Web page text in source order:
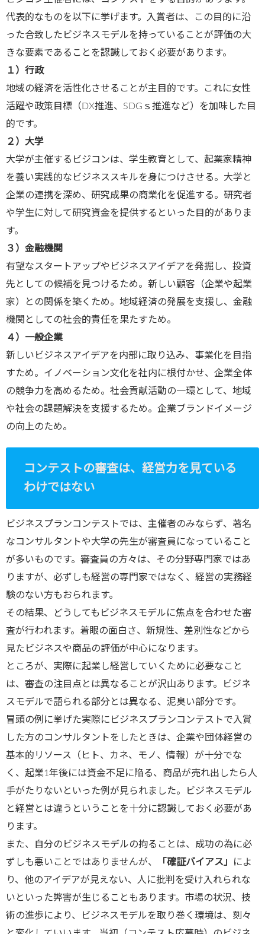
代表的なものを以下に挙げます。入賞者は、この目的に沿
った合致したビジネスモデルを持っていることが評価の大
きな要素であることを認識しておく必要があります。
１）行政
地域の経済を活性化させることが主目的です。これに女性
活躍や政策目標（DX推進、SDGｓ推進など）を加味した目
的です。
２）大学
大学が主催するビジコンは、学生教育として、起業家精神
を養い実践的なビジネススキルを身につけさせる。大学と
企業の連携を深め、研究成果の商業化を促進する。研究者
や学生に対して研究資金を提供するといった目的がありま
す。
３）金融機関
有望なスタートアップやビジネスアイデアを発掘し、投資
先としての候補を見つけるため。新しい顧客（企業や起業
家）との関係を築くため。地域経済の発展を支援し、金融
機関としての社会的責任を果たすため。
４）一般企業
新しいビジネスアイデアを内部に取り込み、事業化を目指
すため。イノベーション文化を社内に根付かせ、企業全体
の競争力を高めるため。社会貢献活動の一環として、地域
や社会の課題解決を支援するため。企業ブランドイメージ
の向上のため。
コンテストの審査は、経営力を見ている
わけではない
ビジネスプランコンテストでは、主催者のみならず、著名
なコンサルタントや大学の先生が審査員になっていること
が多いものです。審査員の方々は、その分野専門家ではあ
りますが、必ずしも経営の専門家ではなく、経営の実務経
験のない方もおられます。
その結果、どうしてもビジネスモデルに焦点を合わせた審
査が行われます。着眼の面白さ、新規性、差別性などから
見たビジネスや商品の評価が中心になります。
ところが、実際に起業し経営していくために必要なこと
は、審査の注目点とは異なることが沢山あります。ビジネ
スモデルで語られる部分とは異なる、泥臭い部分です。
冒頭の例に挙げた実際にビジネスプランコンテストで入賞
した方のコンサルタントをしたときは、企業や団体経営の
基本的リソース（ヒト、カネ、モノ、情報）が十分でな
く、起業1年後には資金不足に陥る、商品が売れ出したら人
手がたりないといった例が見られました。ビジネスモデル
と経営とは違うということを十分に認識しておく必要があ
ります。
また、自分のビジネスモデルの拘ることは、成功の為に必
ずしも悪いことではありませんが、
「確証バイアス」
によ
り、他のアイデアが見えない、人に批判を受け入れられな
いといった弊害が生じることもあります。市場の状況、技
術の進歩により、ビジネスモデルを取り巻く環境は、刻々